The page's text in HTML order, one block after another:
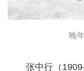
晚
张中行（